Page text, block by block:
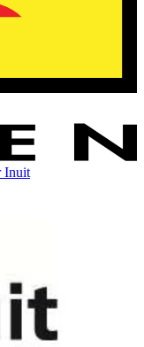
Inuit